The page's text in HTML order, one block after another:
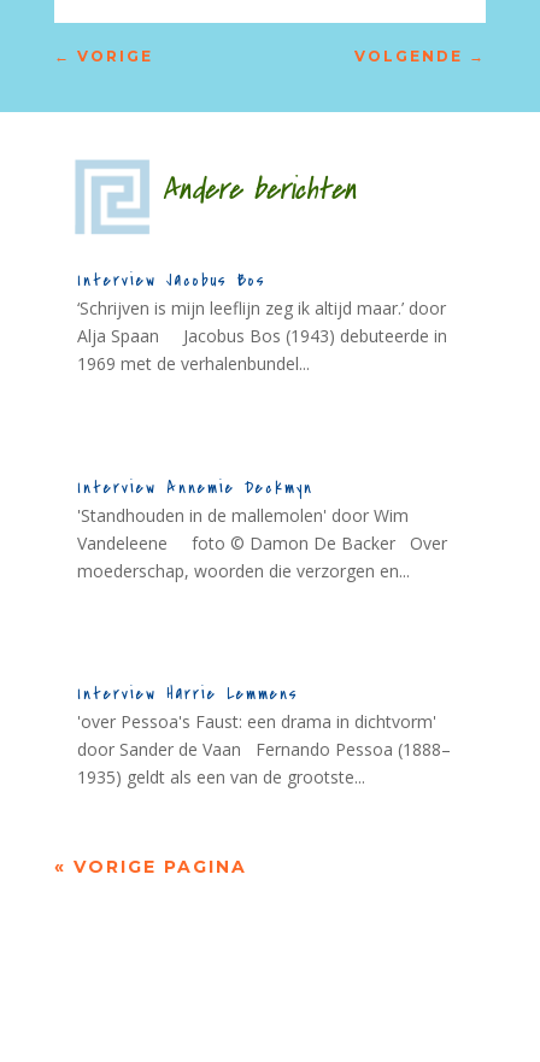
← VORIGE VOLGENDE →
Andere berichten
Interview Jacobus Bos
‘Schrijven is mijn leeflijn zeg ik altijd maar.’ door
Alja Spaan Jacobus Bos (1943) debuteerde in
1969 met de verhalenbundel...
Interview Annemie Deckmyn
'Standhouden in de mallemolen' door Wim
Vandeleene foto © Damon De Backer Over
moederschap, woorden die verzorgen en...
Interview Harrie Lemmens
'over Pessoa's Faust: een drama in dichtvorm'
door Sander de Vaan Fernando Pessoa (1888–
1935) geldt als een van de grootste...
« VORIGE PAGINA